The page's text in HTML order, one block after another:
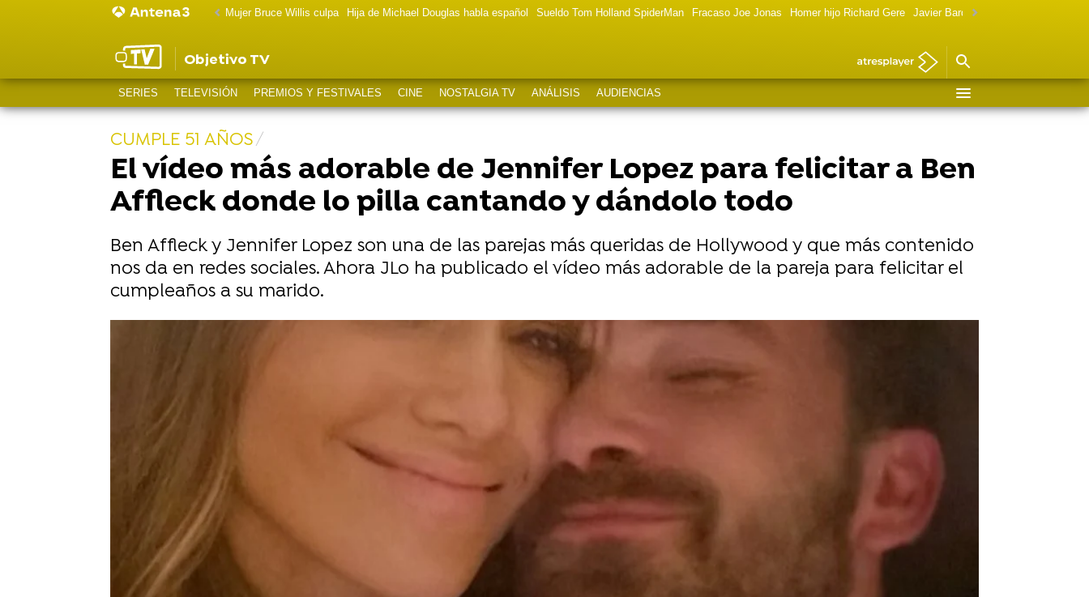
Mujer Bruce Willis culpa Hija de Michael Douglas habla español Sueldo Tom Holland SpiderMan Fracaso Joe Jonas Homer hijo Richard Gere Javier Bardem política
Objetivo TV
SERIES TELEVISIÓN PREMIOS Y FESTIVALES CINE NOSTALGIA TV ANÁLISIS AUDIENCIAS
CUMPLE 51 AÑOS
El vídeo más adorable de Jennifer Lopez para felicitar a Ben
Affleck donde lo pilla cantando y dándolo todo
Ben Affleck y Jennifer Lopez son una de las parejas más queridas de Hollywood y que más contenido
nos da en redes sociales. Ahora JLo ha publicado el vídeo más adorable de la pareja para felicitar el
cumpleaños a su marido.
Matt Damon confiesa por qué no fue invitado a la boda de Ben Affleck y Jennifer Garner: "Nadie estaba allí"
El shock tras ver a Ben Affleck con su hija de 17 años en una fiesta y ser igual a su madre: "¿Ah, que no es Jennifer Garner?"